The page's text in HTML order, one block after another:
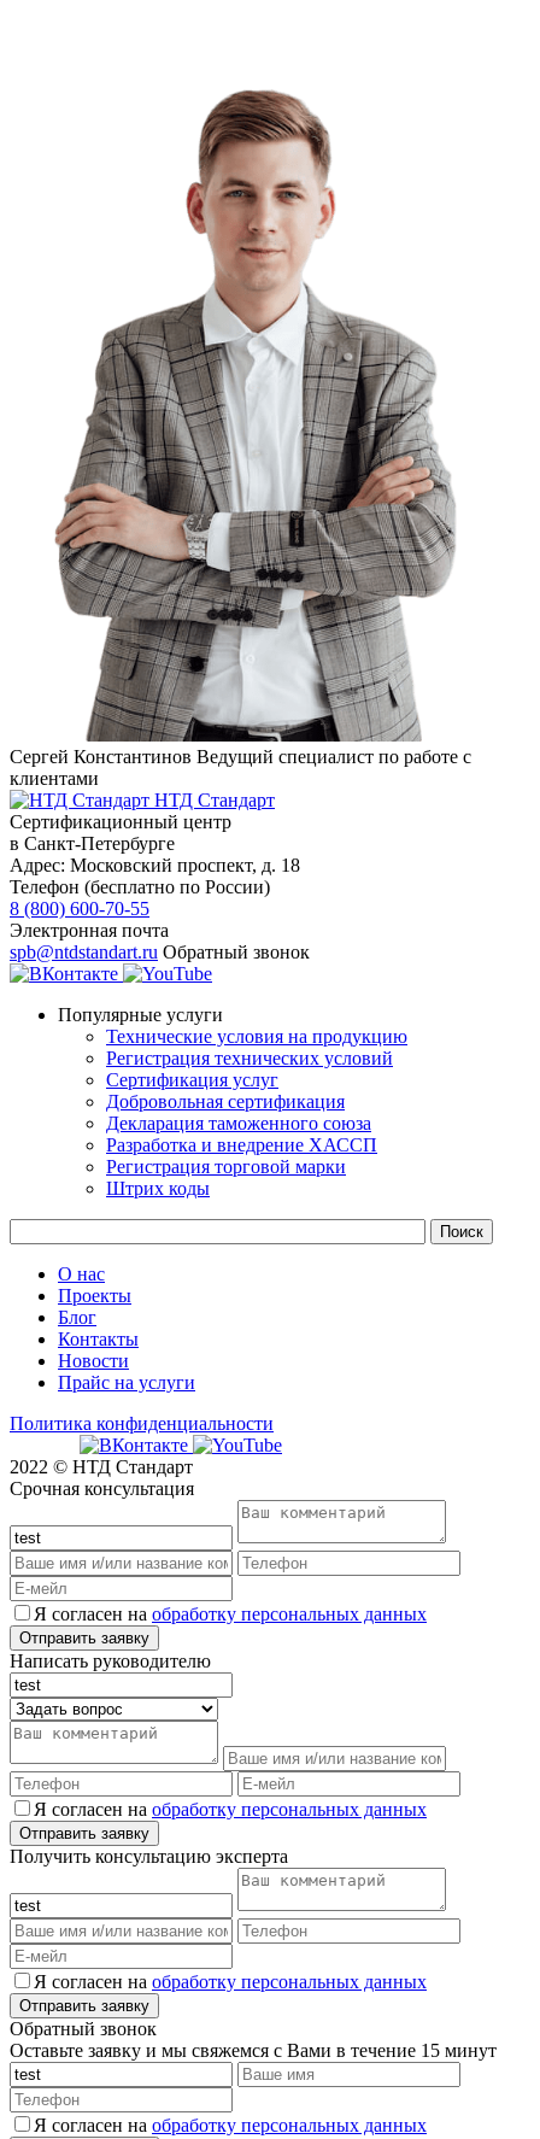
Сергей Константинов Ведущий специалист по работе с
клиентами
НТД Стандарт
Сертификационный центр
в Санкт-Петербурге
Адрес: Московский проспект, д. 18
Телефон (бесплатно по России)
8 (800) 600-70-55
Электронная почта
spb@ntdstandart.ru Обратный звонок
Популярные услуги
Технические условия на продукцию
Регистрация технических условий
Сертификация услуг
Добровольная сертификация
Декларация таможенного союза
Разработка и внедрение ХАССП
Регистрация торговой марки
Штрих коды
О нас
Проекты
Блог
Контакты
Новости
Прайс на услуги
Политика конфиденциальности
2022 © НТД Стандарт
Срочная консультация
Я согласен на обработку персональных данных
Написать руководителю
Я согласен на обработку персональных данных
Получить консультацию эксперта
Я согласен на обработку персональных данных
Обратный звонок
Оставьте заявку и мы свяжемся с Вами в течение 15 минут
Я согласен на обработку персональных данных